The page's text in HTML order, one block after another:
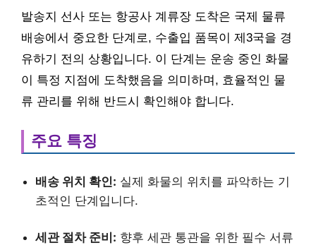
발송지 선사 또는 항공사 계류장 도착은 국제 물류
배송에서 중요한 단계로, 수출입 품목이 제3국을 경
유하기 전의 상황입니다. 이 단계는 운송 중인 화물
이 특정 지점에 도착했음을 의미하며, 효율적인 물
류 관리를 위해 반드시 확인해야 합니다.
주요 특징
배송 위치 확인: 실제 화물의 위치를 파악하는 기
초적인 단계입니다.
세관 절차 준비: 향후 세관 통관을 위한 필수 서류